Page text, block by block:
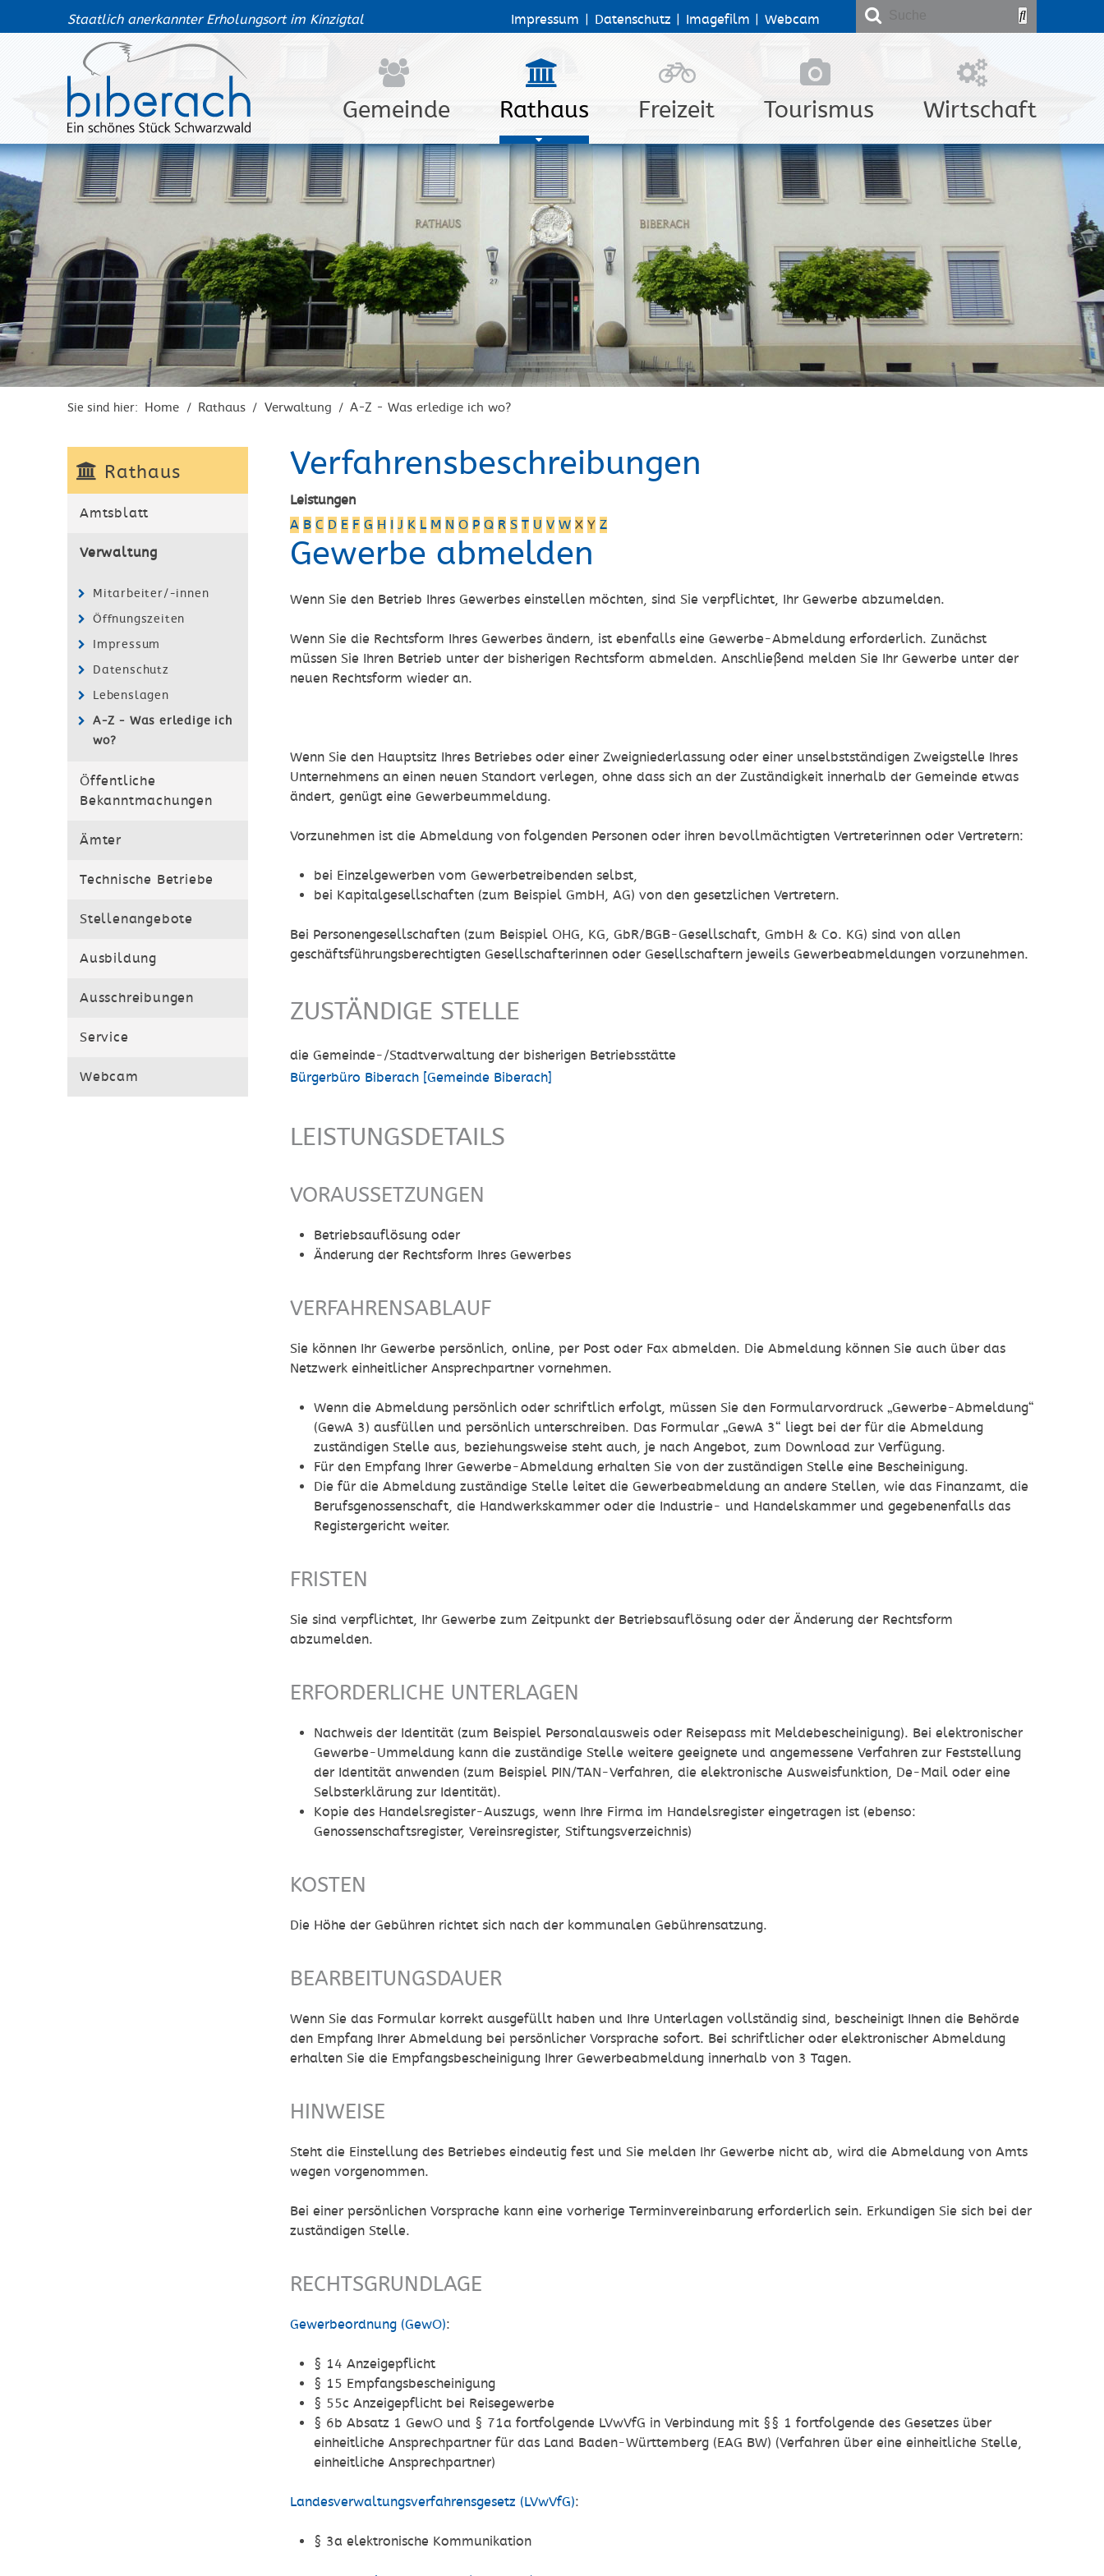
Staatlich anerkannter Erholungsort im Kinzigtal Impressum Datenschutz Imagefilm Webcam
Gemeinde Rathaus Freizeit Tourismus Wirtschaft
Sie sind hier: Home / Rathaus / Verwaltung / A-Z - Was erledige ich wo?
Rathaus
Amtsblatt
Verwaltung
Mitarbeiter/-innen
Öffnungszeiten
Impressum
Datenschutz
Lebenslagen
A-Z - Was erledige ich
wo?
Öffentliche
Bekanntmachungen
Ämter
Technische Betriebe
Stellenangebote
Ausbildung
Ausschreibungen
Service
Webcam
Verfahrensbeschreibungen
Leistungen
A B C D E F G H I J K L M N O P Q R S T U V W X Y Z
Gewerbe abmelden
Wenn Sie den Betrieb Ihres Gewerbes einstellen möchten, sind Sie verpflichtet, Ihr Gewerbe abzumelden.
Wenn Sie die Rechtsform Ihres Gewerbes ändern, ist ebenfalls eine Gewerbe-Abmeldung erforderlich. Zunächst
müssen Sie Ihren Betrieb unter der bisherigen Rechtsform abmelden. Anschließend melden Sie Ihr Gewerbe unter der
neuen Rechtsform wieder an.
Wenn Sie den Hauptsitz Ihres Betriebes oder einer Zweigniederlassung oder einer unselbstständigen Zweigstelle Ihres
Unternehmens an einen neuen Standort verlegen, ohne dass sich an der Zuständigkeit innerhalb der Gemeinde etwas
ändert, genügt eine Gewerbeummeldung.
Vorzunehmen ist die Abmeldung von folgenden Personen oder ihren bevollmächtigten Vertreterinnen oder Vertretern:
bei Einzelgewerben vom Gewerbetreibenden selbst,
bei Kapitalgesellschaften (zum Beispiel GmbH, AG) von den gesetzlichen Vertretern.
Bei Personengesellschaften (zum Beispiel OHG, KG, GbR/BGB-Gesellschaft, GmbH & Co. KG) sind von allen
geschäftsführungsberechtigten Gesellschafterinnen oder Gesellschaftern jeweils Gewerbeabmeldungen vorzunehmen.
ZUSTÄNDIGE STELLE
die Gemeinde-/Stadtverwaltung der bisherigen Betriebsstätte
Bürgerbüro Biberach [Gemeinde Biberach]
LEISTUNGSDETAILS
VORAUSSETZUNGEN
Betriebsauflösung oder
Änderung der Rechtsform Ihres Gewerbes
VERFAHRENSABLAUF
Sie können Ihr Gewerbe persönlich, online, per Post oder Fax abmelden. Die Abmeldung können Sie auch über das
Netzwerk einheitlicher Ansprechpartner vornehmen.
Wenn die Abmeldung persönlich oder schriftlich erfolgt, müssen Sie den Formularvordruck „Gewerbe-Abmeldung“
(GewA 3) ausfüllen und persönlich unterschreiben. Das Formular „GewA 3“ liegt bei der für die Abmeldung
zuständigen Stelle aus, beziehungsweise steht auch, je nach Angebot, zum Download zur Verfügung.
Für den Empfang Ihrer Gewerbe-Abmeldung erhalten Sie von der zuständigen Stelle eine Bescheinigung.
Die für die Abmeldung zuständige Stelle leitet die Gewerbeabmeldung an andere Stellen, wie das Finanzamt, die
Berufsgenossenschaft, die Handwerkskammer oder die Industrie- und Handelskammer und gegebenenfalls das
Registergericht weiter.
FRISTEN
Sie sind verpflichtet, Ihr Gewerbe zum Zeitpunkt der Betriebsauflösung oder der Änderung der Rechtsform
abzumelden.
ERFORDERLICHE UNTERLAGEN
Nachweis der Identität (zum Beispiel Personalausweis oder Reisepass mit Meldebescheinigung). Bei elektronischer
Gewerbe-Ummeldung kann die zuständige Stelle weitere geeignete und angemessene Verfahren zur Feststellung
der Identität anwenden (zum Beispiel PIN/TAN-Verfahren, die elektronische Ausweisfunktion, De-Mail oder eine
Selbsterklärung zur Identität).
Kopie des Handelsregister-Auszugs, wenn Ihre Firma im Handelsregister eingetragen ist (ebenso:
Genossenschaftsregister, Vereinsregister, Stiftungsverzeichnis)
KOSTEN
Die Höhe der Gebühren richtet sich nach der kommunalen Gebührensatzung.
BEARBEITUNGSDAUER
Wenn Sie das Formular korrekt ausgefüllt haben und Ihre Unterlagen vollständig sind, bescheinigt Ihnen die Behörde
den Empfang Ihrer Abmeldung bei persönlicher Vorsprache sofort. Bei schriftlicher oder elektronischer Abmeldung
erhalten Sie die Empfangsbescheinigung Ihrer Gewerbeabmeldung innerhalb von 3 Tagen.
HINWEISE
Steht die Einstellung des Betriebes eindeutig fest und Sie melden Ihr Gewerbe nicht ab, wird die Abmeldung von Amts
wegen vorgenommen.
Bei einer persönlichen Vorsprache kann eine vorherige Terminvereinbarung erforderlich sein. Erkundigen Sie sich bei der
zuständigen Stelle.
RECHTSGRUNDLAGE
Gewerbeordnung (GewO):
§ 14 Anzeigepflicht
§ 15 Empfangsbescheinigung
§ 55c Anzeigepflicht bei Reisegewerbe
§ 6b Absatz 1 GewO und § 71a fortfolgende LVwVfG in Verbindung mit §§ 1 fortfolgende des Gesetzes über
einheitliche Ansprechpartner für das Land Baden-Württemberg (EAG BW) (Verfahren über eine einheitliche Stelle,
einheitliche Ansprechpartner)
Landesverwaltungsverfahrensgesetz (LVwVfG):
§ 3a elektronische Kommunikation